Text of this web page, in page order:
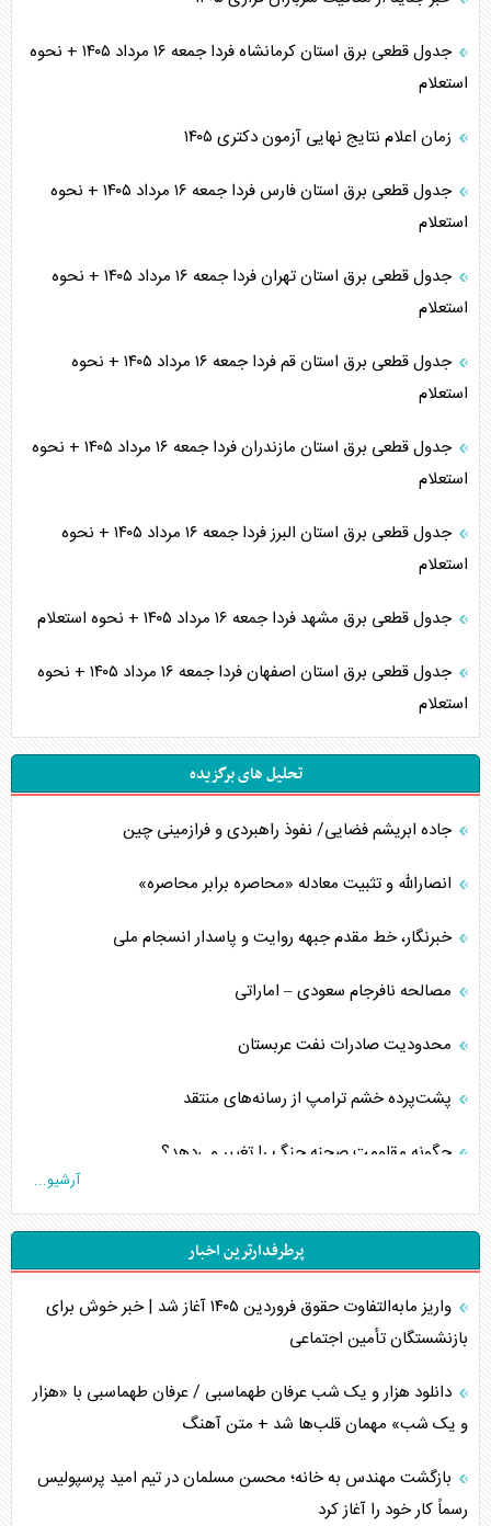
جدول قطعی برق استان کرمانشاه فردا جمعه ۱۶ مرداد ۱۴۰۵ + نحوه
استعلام
زمان اعلام نتایج نهایی آزمون دکتری ۱۴۰۵
جدول قطعی برق استان فارس فردا جمعه ۱۶ مرداد ۱۴۰۵ + نحوه
استعلام
جدول قطعی برق استان تهران فردا جمعه ۱۶ مرداد ۱۴۰۵ + نحوه
استعلام
جدول قطعی برق استان قم فردا جمعه ۱۶ مرداد ۱۴۰۵ + نحوه
استعلام
جدول قطعی برق استان مازندران فردا جمعه ۱۶ مرداد ۱۴۰۵ + نحوه
استعلام
جدول قطعی برق استان البرز فردا جمعه ۱۶ مرداد ۱۴۰۵ + نحوه
استعلام
جدول قطعی برق مشهد فردا جمعه ۱۶ مرداد ۱۴۰۵ + نحوه استعلام
جدول قطعی برق استان اصفهان فردا جمعه ۱۶ مرداد ۱۴۰۵ + نحوه
استعلام
تحلیل های برگزیده
جاده ابریشم فضایی/ نفوذ راهبردی و فرازمینی چین
انصارالله و تثبیت معادله «محاصره برابر محاصره»
خبرنگار، خط مقدم جبهه روایت و پاسدار انسجام ملی
مصالحه نافرجام سعودی – اماراتی
محدودیت صادرات نفت عربستان
پشت‌پرده خشم ترامپ از رسانه‌های منتقد
چگونه مقاومت صحنه جنگ را تغییر می‌دهد؟
جنگ رمضان و معضل حضور نظامیان آمریکایی
تحلیل جامع پدیده تراستی‌ها
تأثیر جنگ ایران و آمریکا بر اقتصاد جهانی
اربعین، کابوس مشترک تل‌آویو-واشنگتن
برنامه هفتم توسعه در نقطه کور سیاستگذاری
آرشیو...
پرطرفدارترین اخبار
واریز مابه‌التفاوت حقوق فروردین ۱۴۰۵ آغاز شد | خبر خوش برای
بازنشستگان تأمین اجتماعی
دانلود هزار و یک شب عرفان طهماسبی / عرفان طهماسبی با «هزار
و یک شب» مهمان قلب‌ها شد + متن آهنگ
بازگشت مهندس به خانه؛ محسن مسلمان در تیم امید پرسپولیس
رسماً کار خود را آغاز کرد